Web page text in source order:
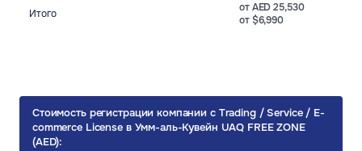
Итого
от AED 25,530
от $6,990
Стоимость регистрации компании c Trading / Service / E-
commerce License в Умм-аль-Кувейн UAQ FREE ZONE
(AED):